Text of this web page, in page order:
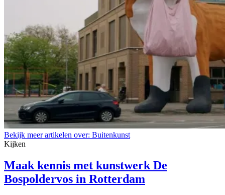
Bekijk meer artikelen over: Buitenkunst
Kijken
Maak kennis met kunstwerk De
Bospoldervos in Rotterdam